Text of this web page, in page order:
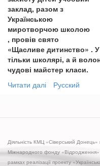
заклад, разом з
Українською
миротворчою школою
, провів свято
«Щасливе дитинство» .
тільки школярі, а й
чудові майстер класи.
Читати далі про
дитинство"
Русский
Діяльність КМЦ «Сіверський Донець»
Міжнародного фонду «Відродження»
рамках реалізації проекту